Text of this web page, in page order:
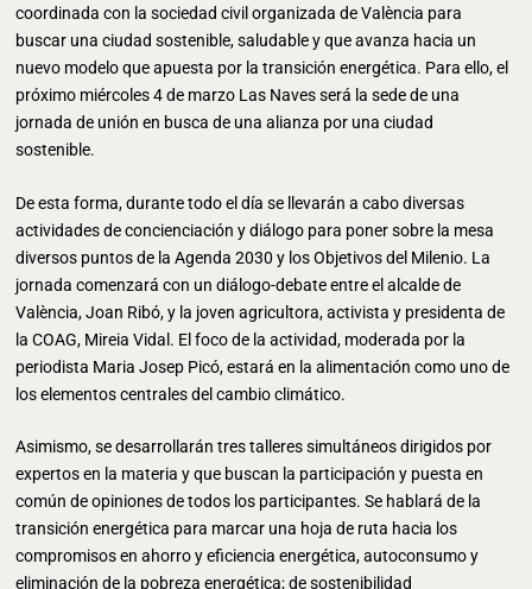
coordinada con la sociedad civil organizada de València para
buscar una ciudad sostenible, saludable y que avanza hacia un
nuevo modelo que apuesta por la transición energética. Para ello, el
próximo miércoles 4 de marzo Las Naves será la sede de una
jornada de unión en busca de una alianza por una ciudad
sostenible.
De esta forma, durante todo el día se llevarán a cabo diversas
actividades de concienciación y diálogo para poner sobre la mesa
diversos puntos de la Agenda 2030 y los Objetivos del Milenio. La
jornada comenzará con un diálogo-debate entre el alcalde de
València, Joan Ribó, y la joven agricultora, activista y presidenta de
la COAG, Mireia Vidal. El foco de la actividad, moderada por la
periodista Maria Josep Picó, estará en la alimentación como uno de
los elementos centrales del cambio climático.
Asimismo, se desarrollarán tres talleres simultáneos dirigidos por
expertos en la materia y que buscan la participación y puesta en
común de opiniones de todos los participantes. Se hablará de la
transición energética para marcar una hoja de ruta hacia los
compromisos en ahorro y eficiencia energética, autoconsumo y
eliminación de la pobreza energética; de sostenibilidad